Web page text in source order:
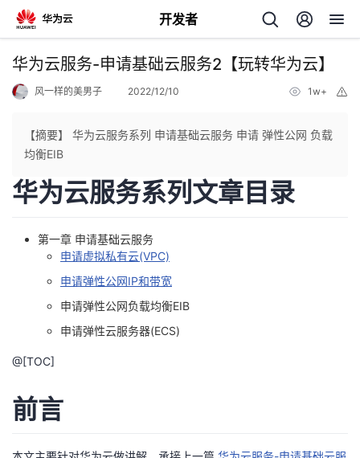
开发者
返
个
华为云服务-申请基础云服务2【玩转华为云】
风一样的美男子 2022/12/10 1w+
【摘要】 华为云服务系列 申请基础云服务 申请 弹性公网 负载
均衡EIB
华为云服务系列文章目录
第一章 申请基础云服务
申请虚拟私有云(VPC)
申请弹性公网IP和带宽
申请弹性公网负载均衡EIB
申请弹性云服务器(ECS)
@[TOC]
前言